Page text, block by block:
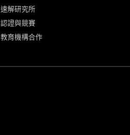
速解研究所
認證與競賽
教育機構合作